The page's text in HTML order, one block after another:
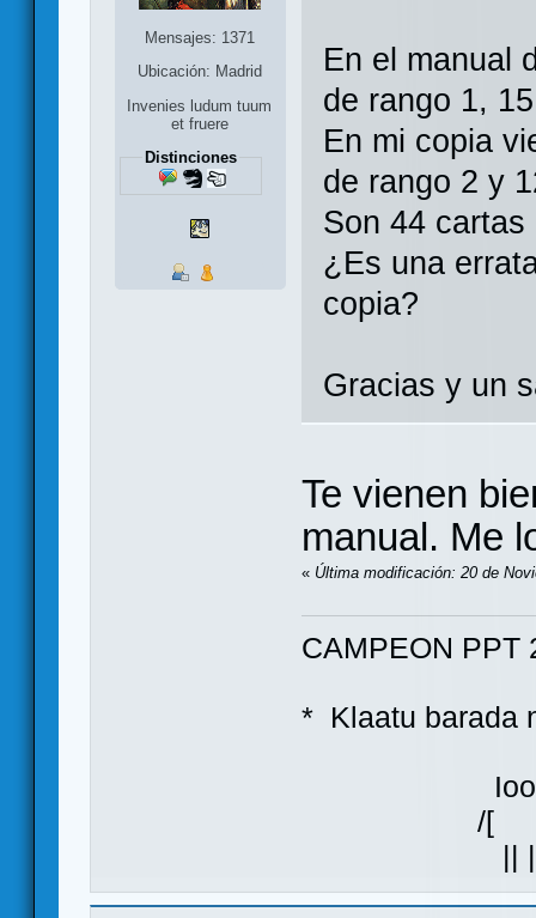
Mensajes: 1371
Ubicación: Madrid
Invenies ludum tuum
et fruere
Distinciones
En el manual
de rango 1,
En mi copia
de rango 2 y
Son 44
¿Es una
copia?
Gracias y un
Te vienen
manual. Me
« Última modificación: 20 de
CAMPEON PPT
* Klaatu
/[ ]\
||